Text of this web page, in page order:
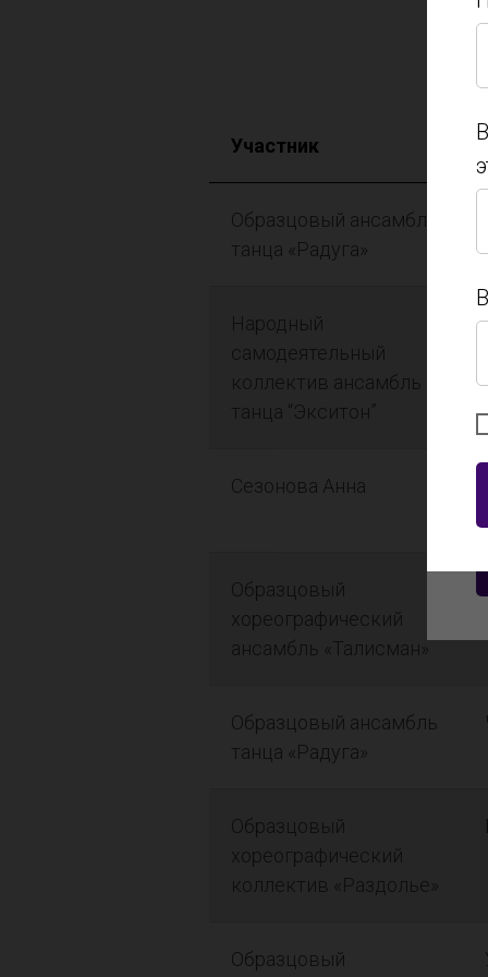
Участник
Образцовый ансамбль
танца «Радуга»
Народный
самодеятельный
коллектив ансамбль
танца “Экситон”
Сезонова Анна
Образцовый
хореографический
ансамбль «Талисман»
Образцовый ансамбль
танца «Радуга»
Образцовый
хореографический
коллектив «Раздолье»
Образцовый